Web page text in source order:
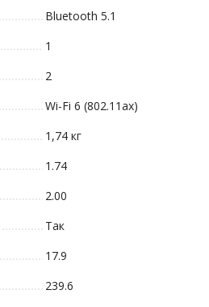
Bluetooth 5.1
1
2
Wi-Fi 6 (802.11ax)
1,74 кг
1.74
2.00
Так
17.9
239.6